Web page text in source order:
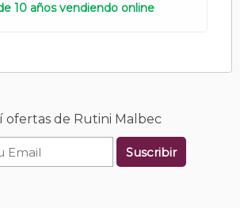
10 años vendiendo online
ofertas de Rutini Malbec
Suscribir